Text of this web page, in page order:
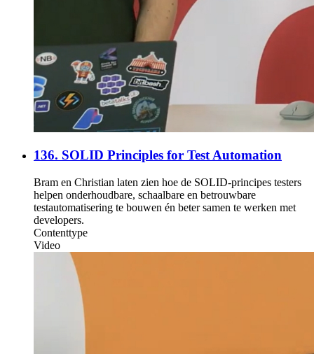
136. SOLID Principles for Test Automation
Bram en Christian laten zien hoe de SOLID-principes testers
helpen onderhoudbare, schaalbare en betrouwbare
testautomatisering te bouwen én beter samen te werken met
developers.
Contenttype
Video